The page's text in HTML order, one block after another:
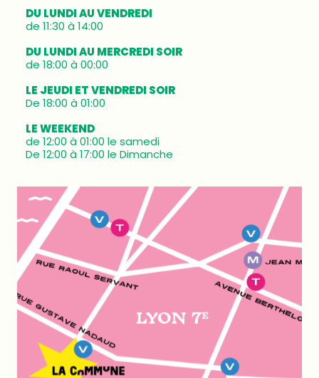
DU LUNDI AU VENDREDI
de 11:30 à 14:00
DU LUNDI AU MERCREDI SOIR
de 18:00 à 00:00
LE JEUDI ET VENDREDI SOIR
De 18:00 à 01:00
LE WEEKEND
de 12:00 à 01:00 le samedi
De 12:00 à 17:00 le Dimanche